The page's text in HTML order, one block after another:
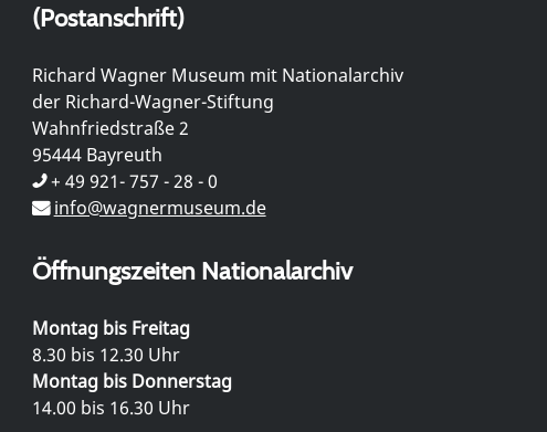
(Postanschrift)
Richard Wagner Museum mit Nationalarchiv
der Richard-Wagner-Stiftung
Wahnfriedstraße 2
95444 Bayreuth
+ 49 921- 757 - 28 - 0
info@wagnermuseum.de
Öffnungszeiten Nationalarchiv
Montag bis Freitag
8.30 bis 12.30 Uhr
Montag bis Donnerstag
14.00 bis 16.30 Uhr